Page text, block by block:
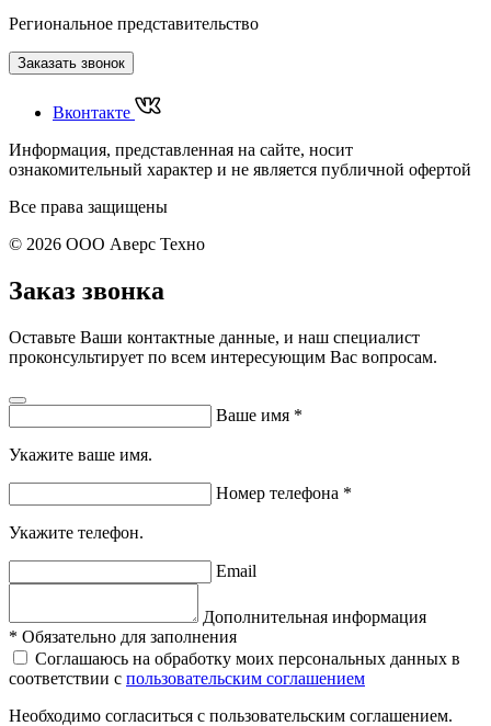
Региональное представительство
Заказать звонок
Вконтакте
Информация, представленная на сайте, носит
ознакомительный характер и не является публичной офертой
Все права защищены
© 2026 ООО Аверс Техно
Заказ звонка
Оставьте Ваши контактные данные, и наш специалист
проконсультирует по всем интересующим Вас вопросам.
Ваше имя *
Укажите ваше имя.
Номер телефона *
Укажите телефон.
Email
Дополнительная информация
* Обязательно для заполнения
Соглашаюсь на обработку моих персональных данных в
соответствии с пользовательским соглашением
Необходимо согласиться с пользовательским соглашением.